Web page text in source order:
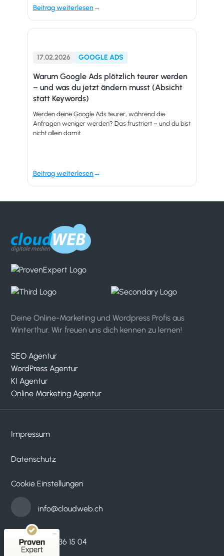
Beitrag weiterlesen
17.02.2026 GOOGLE ADS
Warum Google Ads plötzlich teurer werden
– und was du jetzt ändern musst (Absicht
statt Keywords)
Werden deine Google Ads teurer, während die
Anfragen weniger werden? Das frustriert – und du bist
nicht allein damit.
Beitrag weiterlesen
Deine Online-Marketing und Wordpress Profis aus
Winterthur. Wir freuen uns dich kennen zu lernen!
SEO Agentur
WordPress Agentur
KI Agentur
Online Marketing Agentur
Impressum
Datenschutz
Cookie Einstellungen
052 536 15 04
info@cloudweb.ch
Kundenbewertungen und Erfahrungen zu
ProvenExpert.com
SEHR GUT
4,95 / 5,00
53
Bewertungen von 2